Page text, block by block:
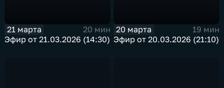
21 марта
20 мин
Эфир от 21.03.2026 (14:30)
20 марта
19 мин
Эфир от 20.03.2026 (21:10)